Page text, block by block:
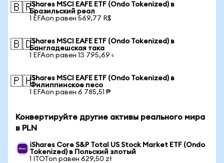
🇧🇷iShares MSCI EAFE ETF (Ondo Tokenized) в
Бразильский реал
1 EFAon равен 569,77 R$
🇧🇩iShares MSCI EAFE ETF (Ondo Tokenized) в
Бангладешская така
1 EFAon равен 13 795,69 ৳
🇵🇭iShares MSCI EAFE ETF (Ondo Tokenized) в
Филиппинское песо
1 EFAon равен 6 785,51 ₱
Конвертируйте другие активы реального мира
в PLN
iShares Core S&P Total US Stock Market ETF (Ondo
Tokenized) в Польский злотый
1 ITOTon равен 629,50 zł